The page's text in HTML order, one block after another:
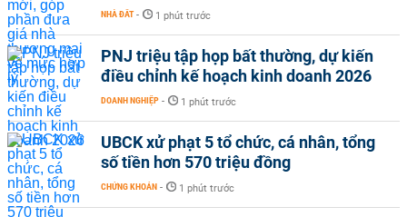
NHÀ ĐẤT - 1 phút trước
PNJ triệu tập họp bất thường, dự kiến
điều chỉnh kế hoạch kinh doanh 2026
DOANH NGHIỆP - 1 phút trước
UBCK xử phạt 5 tổ chức, cá nhân, tổng
số tiền hơn 570 triệu đồng
CHỨNG KHOÁN - 1 phút trước